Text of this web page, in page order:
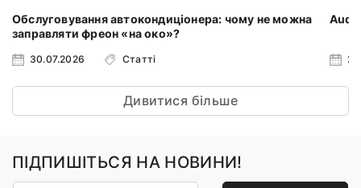
Обслуговування автокондиціонера: чому не можна
заправляти фреон «на око»?
30.07.2026 Статті
Audi
Дивитися більше
ПІДПИШІТЬСЯ НА НОВИНИ!